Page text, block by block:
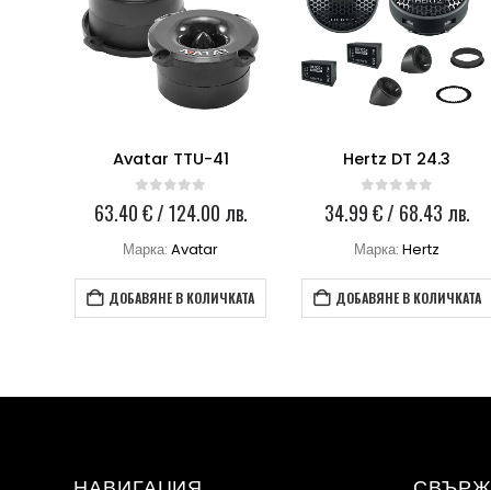
Avatar TTU-41
0 out of 5
63.40€/ 124.00 лв.
Марка:Avatar
ДОБАВЯНЕ В КОЛИЧКАТА
Hertz DT 24.3
0 out of 5
34.99€/ 68.43 лв.
Марка:Hertz
ДОБАВЯНЕ В КОЛИЧКАТА